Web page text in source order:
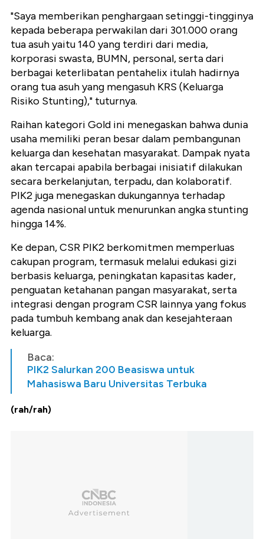
"Saya memberikan penghargaan setinggi-tingginya
kepada beberapa perwakilan dari 301.000 orang
tua asuh yaitu 140 yang terdiri dari media,
korporasi swasta, BUMN, personal, serta dari
berbagai keterlibatan pentahelix itulah hadirnya
orang tua asuh yang mengasuh KRS (Keluarga
Risiko Stunting)," tuturnya.
Raihan kategori Gold ini menegaskan bahwa dunia
usaha memiliki peran besar dalam pembangunan
keluarga dan kesehatan masyarakat. Dampak nyata
akan tercapai apabila berbagai inisiatif dilakukan
secara berkelanjutan, terpadu, dan kolaboratif.
PIK2 juga menegaskan dukungannya terhadap
agenda nasional untuk menurunkan angka stunting
hingga 14%.
Ke depan, CSR PIK2 berkomitmen memperluas
cakupan program, termasuk melalui edukasi gizi
berbasis keluarga, peningkatan kapasitas kader,
penguatan ketahanan pangan masyarakat, serta
integrasi dengan program CSR lainnya yang fokus
pada tumbuh kembang anak dan kesejahteraan
keluarga.
Baca:
PIK2 Salurkan 200 Beasiswa untuk
Mahasiswa Baru Universitas Terbuka
(rah/rah)